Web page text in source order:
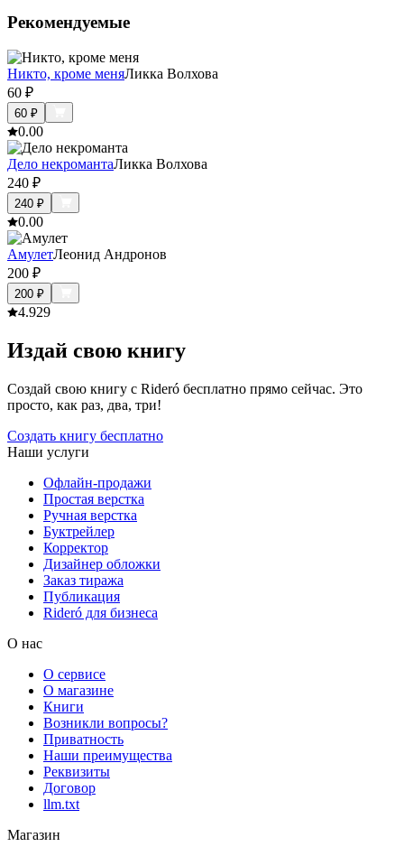
Рекомендуемые
Никто, кроме меняЛикка Волхова
60 ₽
60 ₽
0.00
Дело некромантаЛикка Волхова
240 ₽
240 ₽
0.00
АмулетЛеонид Андронов
200 ₽
200 ₽
4.929
Издай свою книгу
Создай свою книгу с Rideró бесплатно прямо сейчас. Это
просто, как раз, два, три!
Создать книгу бесплатно
Наши услуги
Офлайн-продажи
Простая верстка
Ручная верстка
Буктрейлер
Корректор
Дизайнер обложки
Заказ тиража
Публикация
Rideró для бизнеса
О нас
О сервисе
О магазине
Книги
Возникли вопросы?
Приватность
Наши преимущества
Реквизиты
Договор
llm.txt
Магазин